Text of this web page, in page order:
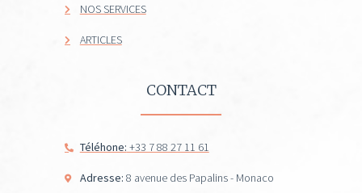
NOS SERVICES
ARTICLES
CONTACT
Téléhone: +33 7 88 27 11 61
Adresse: 8 avenue des Papalins - Monaco